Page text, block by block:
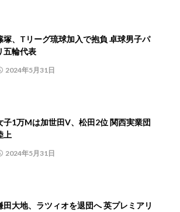
塚、Tリーグ琉球加入で抱負 卓球男子パ
五輪代表
2024年5月31日
子1万Mは加世田V、松田2位 関西実業団
上
2024年5月31日
田大地、ラツィオを退団へ 英プレミアリ